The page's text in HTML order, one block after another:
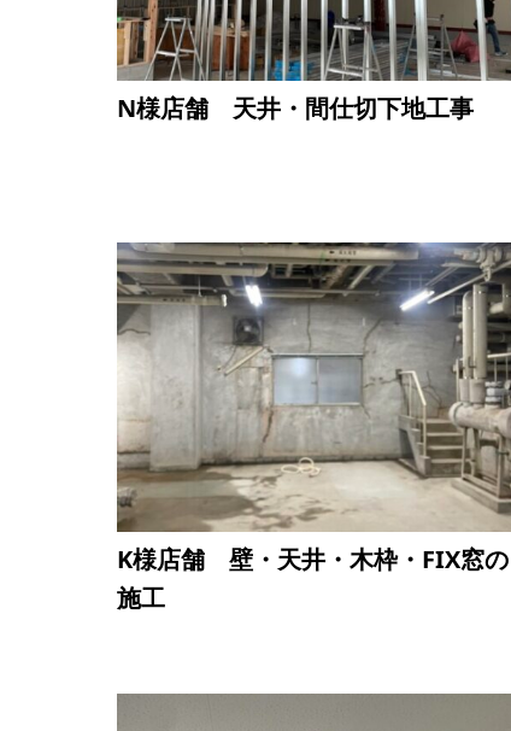
N様店舗 天井・間仕切下地工事
K様店舗 壁・天井・木枠・FIX窓の
施工